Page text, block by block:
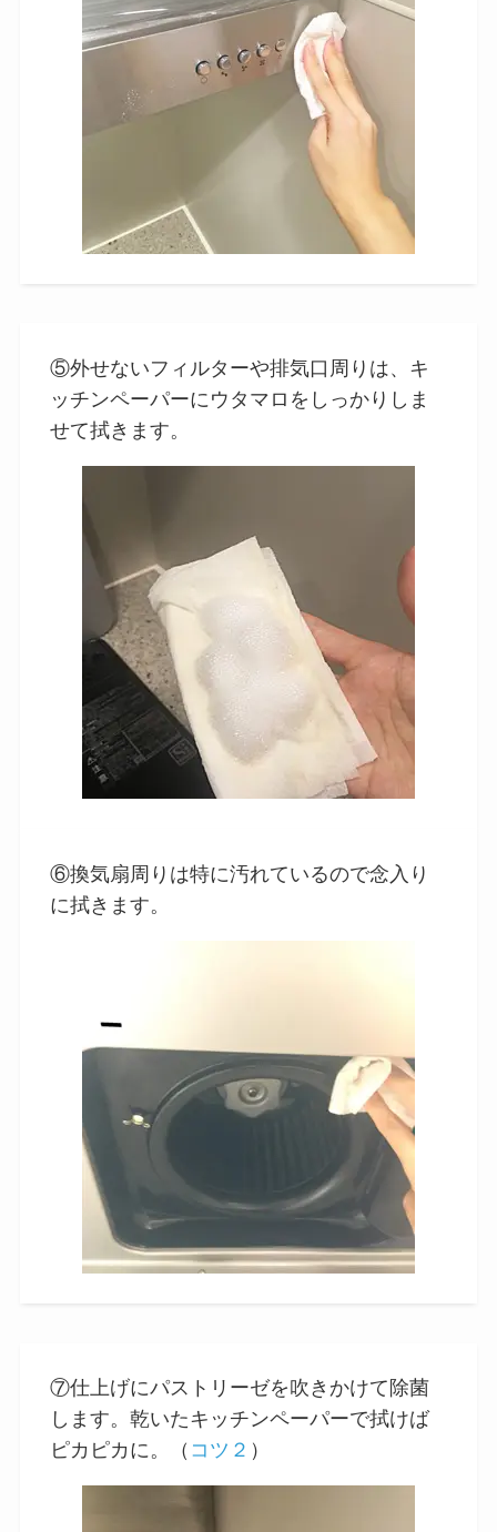
⑤外せないフィルターや排気口周りは、キ
ッチンペーパーにウタマロをしっかりしま
せて拭きます。
⑥換気扇周りは特に汚れているので念入り
に拭きます。
⑦仕上げにパストリーゼを吹きかけて除菌
します。乾いたキッチンペーパーで拭けば
ピカピカに。（ コツ２ ）